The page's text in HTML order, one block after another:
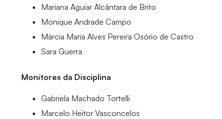
Mariana Aguiar Alcântara de Brito
Monique Andrade Campo
Márcia Maria Alves Pereira Osório de Castro
Sara Guerra
Monitores da Disciplina
Gabriela Machado Tortelli
Marcelo Heitor Vasconcelos